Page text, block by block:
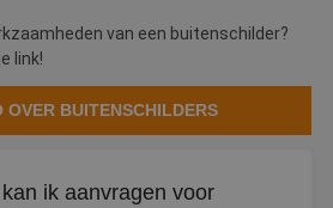
van een buitenschilder?
link!
OVER BUITENSCHILDERS
ik aanvragen voor